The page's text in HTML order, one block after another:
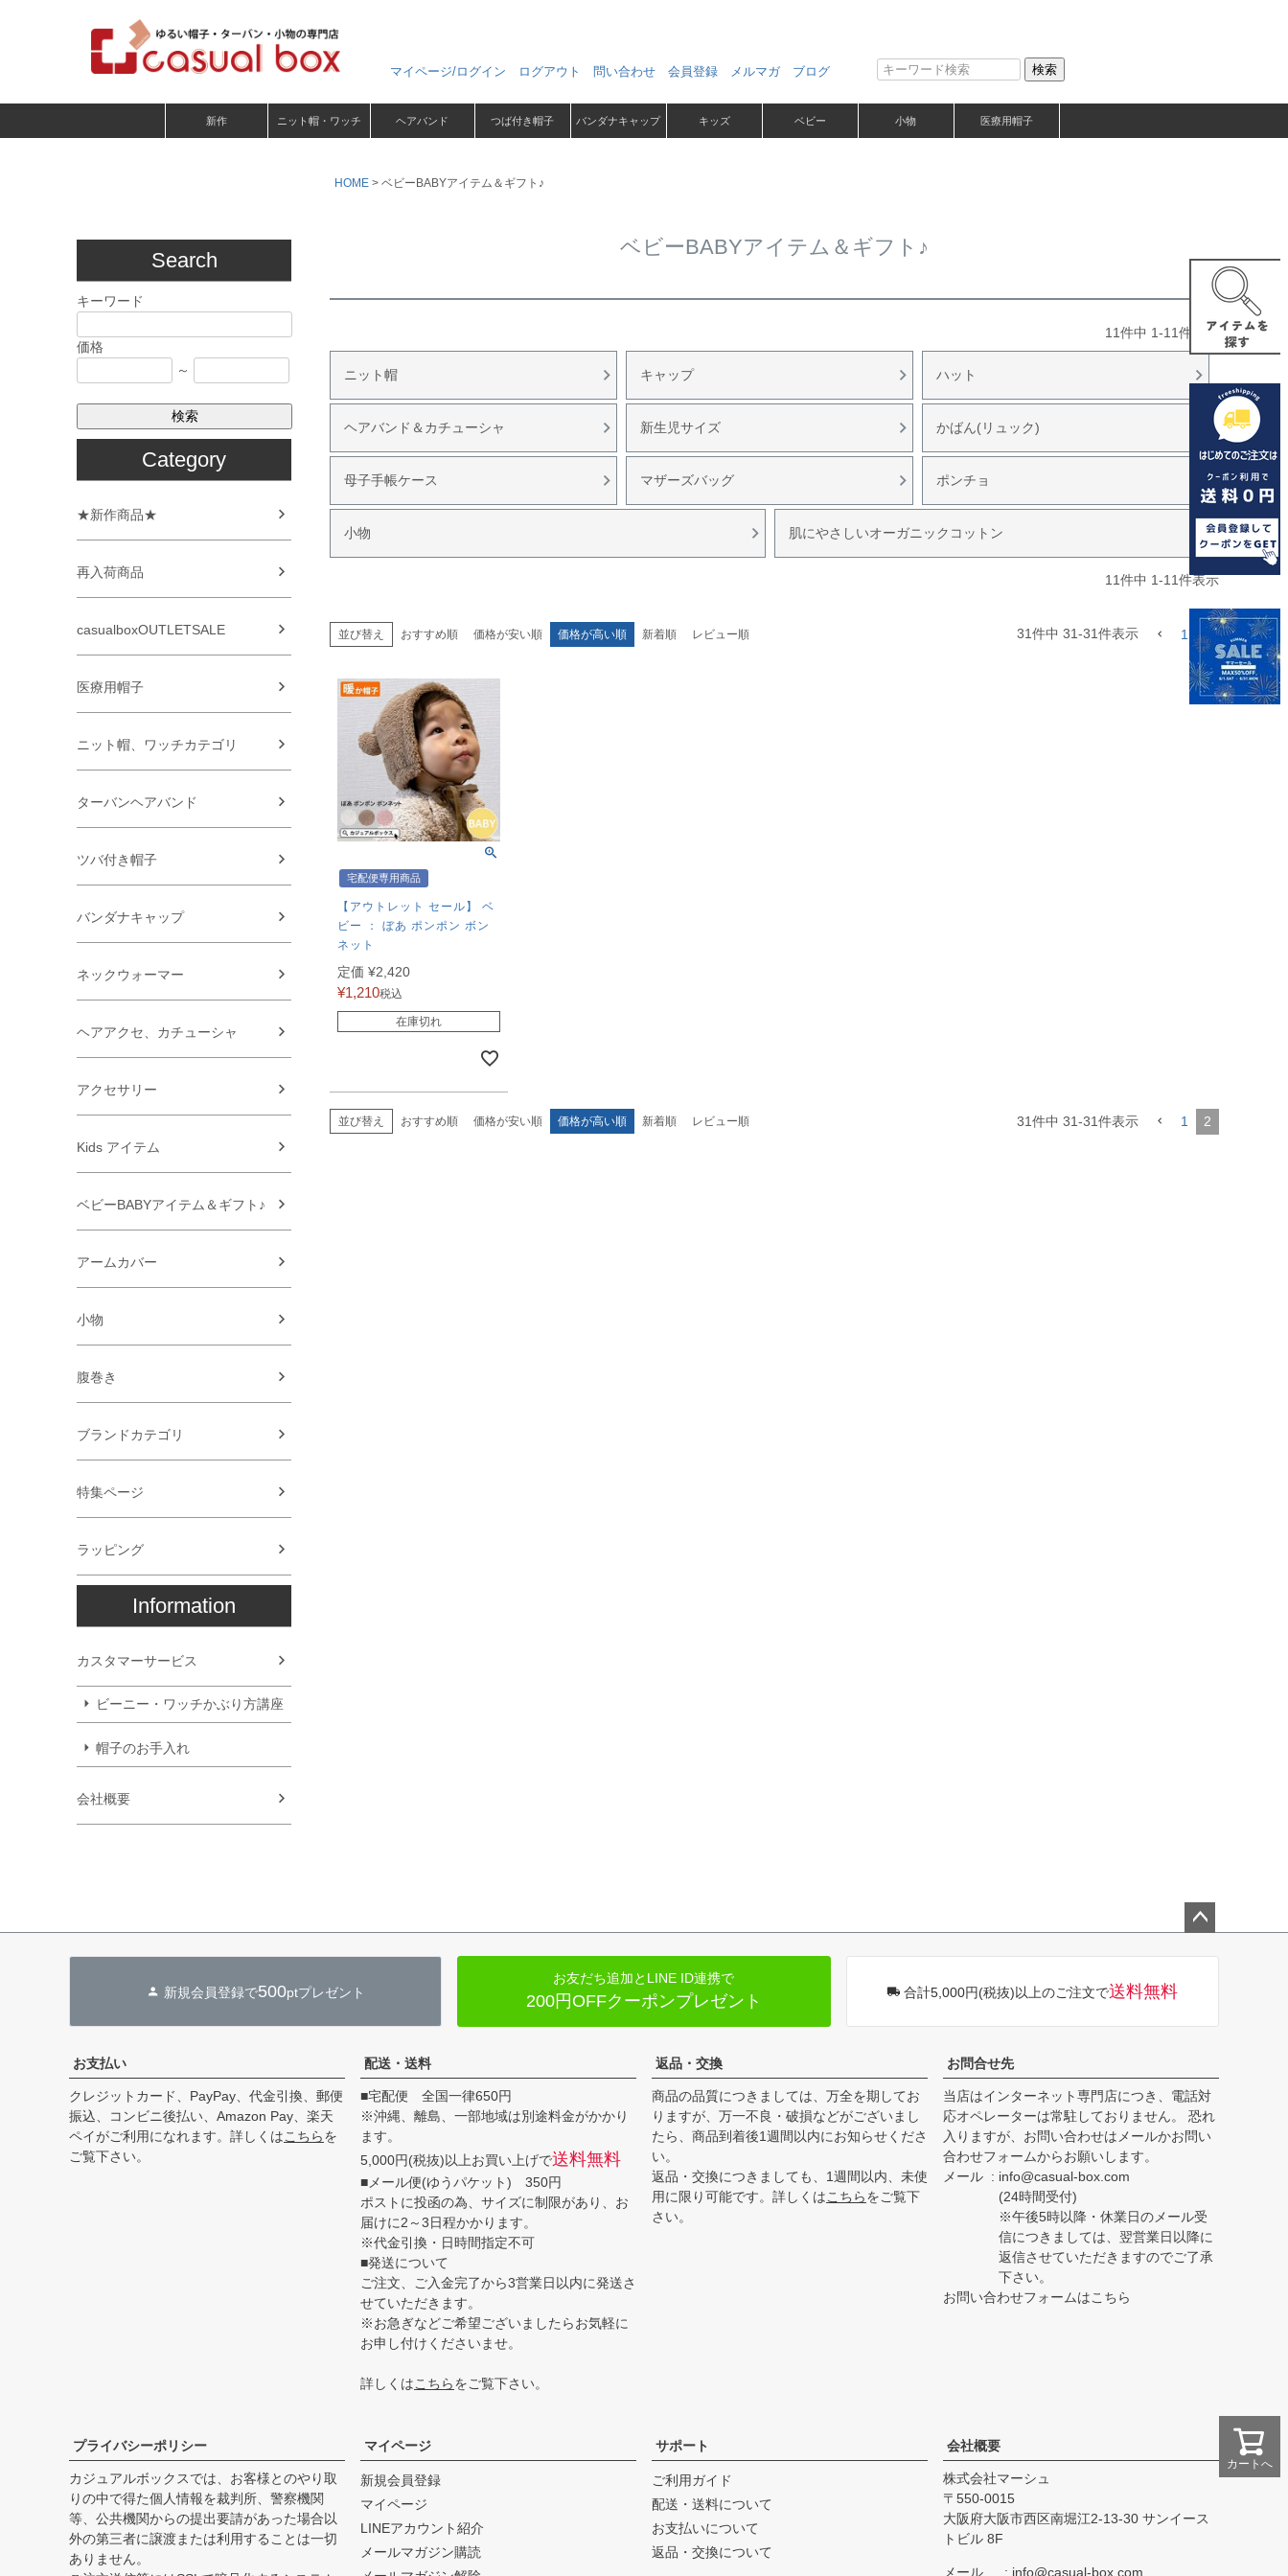
マイページ/ログイン ログアウト 問い合わせ 会員登録 メルマガ ブログ 検索
カートへ
新作 ニット帽・ワッチ ヘアバンド つば付き帽子 バンダナキャップ キッズ ベビー 小物 医療用帽子
Search
キーワード
価格
～
検索
Category
★新作商品★
再入荷商品
casualboxOUTLETSALE
医療用帽子
ニット帽、ワッチカテゴリ
ターバンヘアバンド
ツバ付き帽子
バンダナキャップ
ネックウォーマー
ヘアアクセ、カチューシャ
アクセサリー
Kids アイテム
ベビーBABYアイテム＆ギフト♪
アームカバー
小物
腹巻き
ブランドカテゴリ
特集ページ
ラッピング
Information
カスタマーサービス
ビーニー・ワッチかぶり方講座
帽子のお手入れ
会社概要
HOME ベビーBABYアイテム＆ギフト♪
ベビーBABYアイテム＆ギフト♪
11件中 1-11件表示
ニット帽 キャップ ハット
ヘアバンド＆カチューシャ 新生児サイズ かばん(リュック)
母子手帳ケース マザーズバッグ ポンチョ
小物 肌にやさしいオーガニックコットン
11件中 1-11件表示
並び替え おすすめ順 価格が安い順 価格が高い順 新着順 レビュー順 31件中 31-31件表示 1 2
宅配便専用商品
【アウトレット セール】 ベ
ビー ： ぼあ ポンポン ボン
ネット
定価 ¥2,420
¥1,210税込
在庫切れ
並び替え おすすめ順 価格が安い順 価格が高い順 新着順 レビュー順 31件中 31-31件表示 1 2
新規会員登録で500ptプレゼント
お友だち追加とLINE ID連携で
200円OFFクーポンプレゼント 合計5,000円(税抜)以上のご注文で送料無料
お支払い
クレジットカード、PayPay、代金引換、郵便
振込、コンビニ後払い、Amazon Pay、楽天
ペイがご利用になれます。詳しくはこちらを
ご覧下さい。
配送・送料
■宅配便 全国一律650円
※沖縄、離島、一部地域は別途料金がかかり
ます。
5,000円(税抜)以上お買い上げで送料無料
■メール便(ゆうパケット) 350円
ポストに投函の為、サイズに制限があり、お
届けに2～3日程かかります。
※代金引換・日時間指定不可
■発送について
ご注文、ご入金完了から3営業日以内に発送さ
せていただきます。
※お急ぎなどご希望ございましたらお気軽に
お申し付けくださいませ。
詳しくはこちらをご覧下さい。
返品・交換
商品の品質につきましては、万全を期してお
りますが、万一不良・破損などがございまし
たら、商品到着後1週間以内にお知らせくださ
い。
返品・交換につきましても、1週間以内、未使
用に限り可能です。詳しくはこちらをご覧下
さい。
お問合せ先
当店はインターネット専門店につき、電話対
応オペレーターは常駐しておりません。 恐れ
入りますが、お問い合わせはメールかお問い
合わせフォームからお願いします。
メール
info@casual-box.com
(24時間受付)
※午後5時以降・休業日のメール受
信につきましては、翌営業日以降に
返信させていただきますのでご了承
下さい。
お問い合わせフォームはこちら
プライバシーポリシー
カジュアルボックスでは、お客様とのやり取
りの中で得た個人情報を裁判所、警察機関
等、公共機関からの提出要請があった場合以
外の第三者に譲渡または利用することは一切
ありません。
マイページ
新規会員登録
マイページ
LINEアカウント紹介
メールマガジン購読
サポート
ご利用ガイド
配送・送料について
お支払いについて
返品・交換について
会社概要
株式会社マーシュ
550-0015
大阪府大阪市西区南堀江2-13-30 サンイース
トビル 8F
メール info@casual-box.com